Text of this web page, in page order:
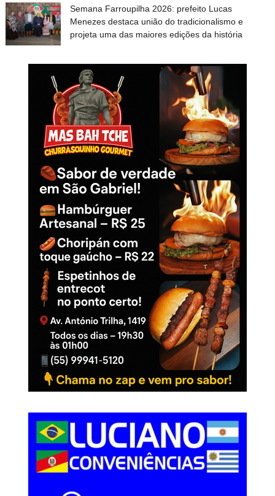
Semana Farroupilha 2026: prefeito Lucas
Menezes destaca união do tradicionalismo e
projeta uma das maiores edições da história